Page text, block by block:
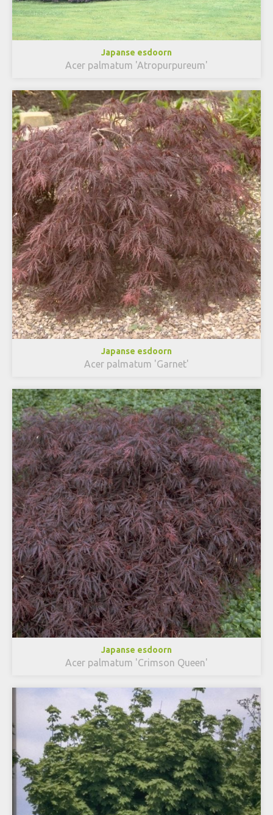
Japanse esdoorn
Acer palmatum 'Atropurpureum'
Japanse esdoorn
Acer palmatum 'Garnet'
Japanse esdoorn
Acer palmatum 'Crimson Queen'